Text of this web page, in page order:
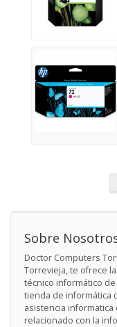
Sobre
Doctor Computers
Torrevieja, te ofrece
técnico informático
tienda de informática
asistencia
relacionado con la